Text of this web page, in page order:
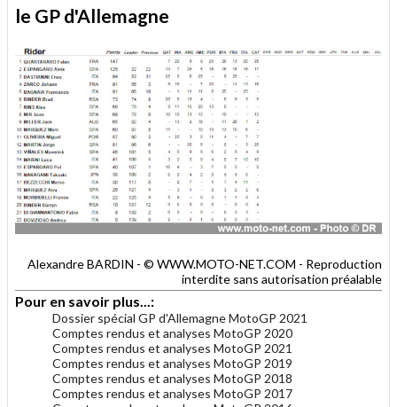
le GP d'Allemagne
Alexandre BARDIN - © WWW.MOTO-NET.COM - Reproduction
interdite sans autorisation préalable
Pour en savoir plus...:
Dossier spécial GP d'Allemagne MotoGP 2021
Comptes rendus et analyses MotoGP 2020
Comptes rendus et analyses MotoGP 2021
Comptes rendus et analyses MotoGP 2019
Comptes rendus et analyses MotoGP 2018
Comptes rendus et analyses MotoGP 2017